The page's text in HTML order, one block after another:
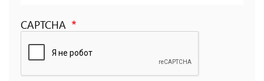
CAPTCHA